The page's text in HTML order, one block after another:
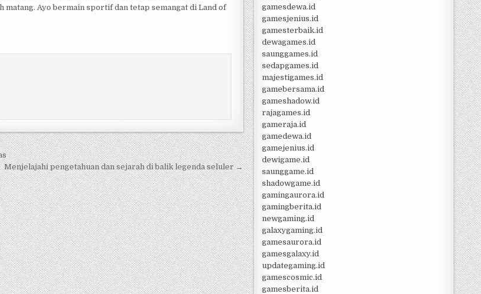
Ayo bermain sportif dan tetap semangat di Land of
Menjelajahi pengetahuan dan sejarah di balik legenda seluler →
gamesdewa.id
gamesjenius.id
gamesterbaik.id
dewagames.id
saunggames.id
sedapgames.id
majestigames.id
gamebersama.id
gameshadow.id
rajagames.id
gameraja.id
gamedewa.id
gamejenius.id
dewigame.id
saunggame.id
shadowgame.id
gamingaurora.id
gamingberita.id
newgaming.id
galaxygaming.id
gamesaurora.id
gamesgalaxy.id
updategaming.id
gamescosmic.id
gamesberita.id